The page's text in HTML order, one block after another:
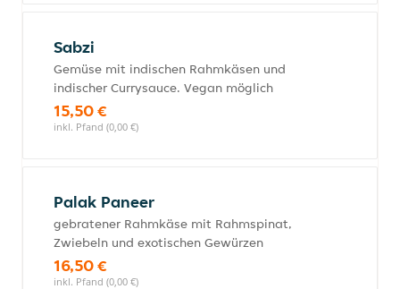
Sabzi
Gemüse mit indischen Rahmkäsen und
indischer Currysauce. Vegan möglich
15,50 €
inkl. Pfand (0,00 €)
Palak Paneer
gebratener Rahmkäse mit Rahmspinat,
Zwiebeln und exotischen Gewürzen
16,50 €
inkl. Pfand (0,00 €)